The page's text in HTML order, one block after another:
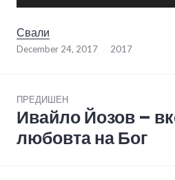
Свали
December 24, 2017 2017
navigation
ПРЕДИШЕН
Previous
post:
Ивайло Йозов –
любовта на Бог